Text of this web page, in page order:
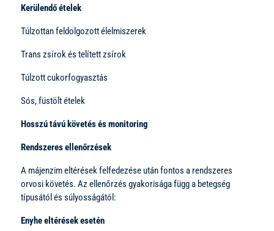
Kerülendő ételek
Túlzottan feldolgozott élelmiszerek
Trans zsírok és telített zsírok
Túlzott cukorfogyasztás
Sós, füstölt ételek
Hosszú távú követés és monitoring
Rendszeres ellenőrzések
A májenzim eltérések felfedezése után fontos a rendszeres
orvosi követés. Az ellenőrzés gyakorisága függ a betegség
típusától és súlyosságától:
Enyhe eltérések esetén